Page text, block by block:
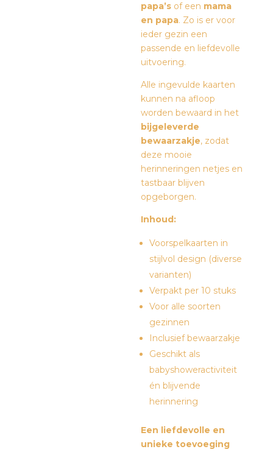
papa’s of een mama
en papa. Zo is er voor
ieder gezin een
passende en liefdevolle
uitvoering.
Alle ingevulde kaarten
kunnen na afloop
worden bewaard in het
bijgeleverde
bewaarzakje, zodat
deze mooie
herinneringen netjes en
tastbaar blijven
opgeborgen.
Inhoud:
Voorspelkaarten in
stijlvol design (diverse
varianten)
Verpakt per 10 stuks
Voor alle soorten
gezinnen
Inclusief bewaarzakje
Geschikt als
babyshoweractiviteit
én blijvende
herinnering
Een liefdevolle en
unieke toevoeging